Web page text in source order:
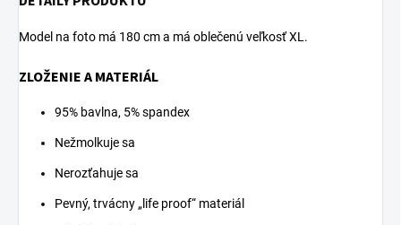
Model na foto má 180 cm a má oblečenú veľkosť XL.
ZLOŽENIE A MATERIÁL
95% bavlna, 5% spandex
Nežmolkuje sa
Nerozťahuje sa
Pevný, trvácny „life proof“ materiál